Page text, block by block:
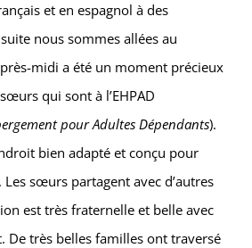
et en espagnol à des
nous sommes allées au
midi a été un moment précieux
qui sont à l’EHPAD
pour Adultes Dépendants).
bien adapté et conçu pour
sœurs partagent avec d’autres
est très fraternelle et belle avec
De très belles familles ont traversé